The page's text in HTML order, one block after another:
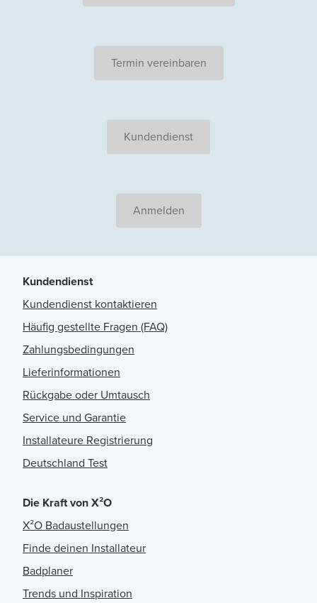
Termin vereinbaren
Kundendienst
Anmelden
Kundendienst
Kundendienst kontaktieren
Häufig gestellte Fragen (FAQ)
Zahlungsbedingungen
Lieferinformationen
Rückgabe oder Umtausch
Service und Garantie
Installateure Registrierung
Deutschland Test
Die Kraft von X²O
X²O Badaustellungen
Finde deinen Installateur
Badplaner
Trends und Inspiration